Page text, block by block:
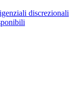
discrezionali